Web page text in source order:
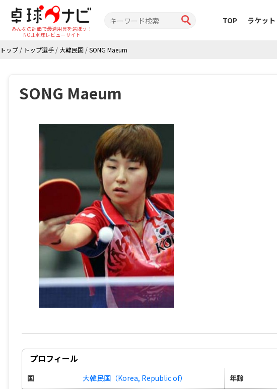
みんなの評価で最適用具を選ぼう！
NO.1卓球レビューサイト
TOP ラケット
トップ / トップ選手 / 大韓民国 /SONG Maeum
SONG Maeum
プロフィール
国 大韓民国（Korea, Republic of） 年齢